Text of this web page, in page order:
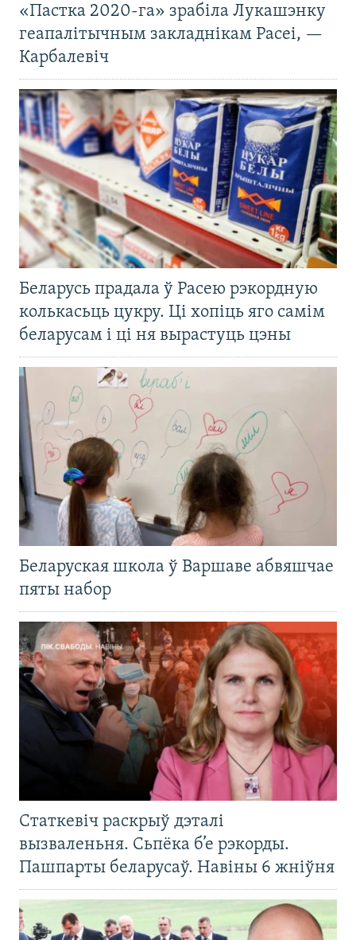
«Пастка 2020-га» зрабіла Лукашэнку
геапалітычным закладнікам Расеі, —
Карбалевіч
Беларусь прадала ў Расею рэкордную
колькасьць цукру. Ці хопіць яго самім
беларусам і ці ня вырастуць цэны
Беларуская школа ў Варшаве абвяшчае
пяты набор
Статкевіч раскрыў дэталі
вызваленьня. Сьпёка б’е рэкорды.
Пашпарты беларусаў. Навіны 6 жніўня